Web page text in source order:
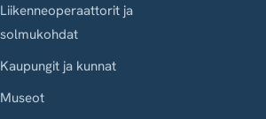
Liikenneoperaattorit ja
solmukohdat
Kaupungit ja kunnat
Museot